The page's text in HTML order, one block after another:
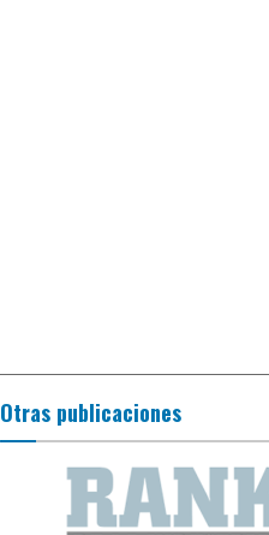
Otras publicaciones